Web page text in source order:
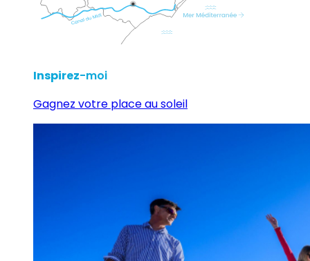
Inspirez-moi
Gagnez votre place au soleil